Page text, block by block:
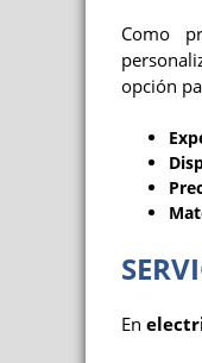
Como
opción
En